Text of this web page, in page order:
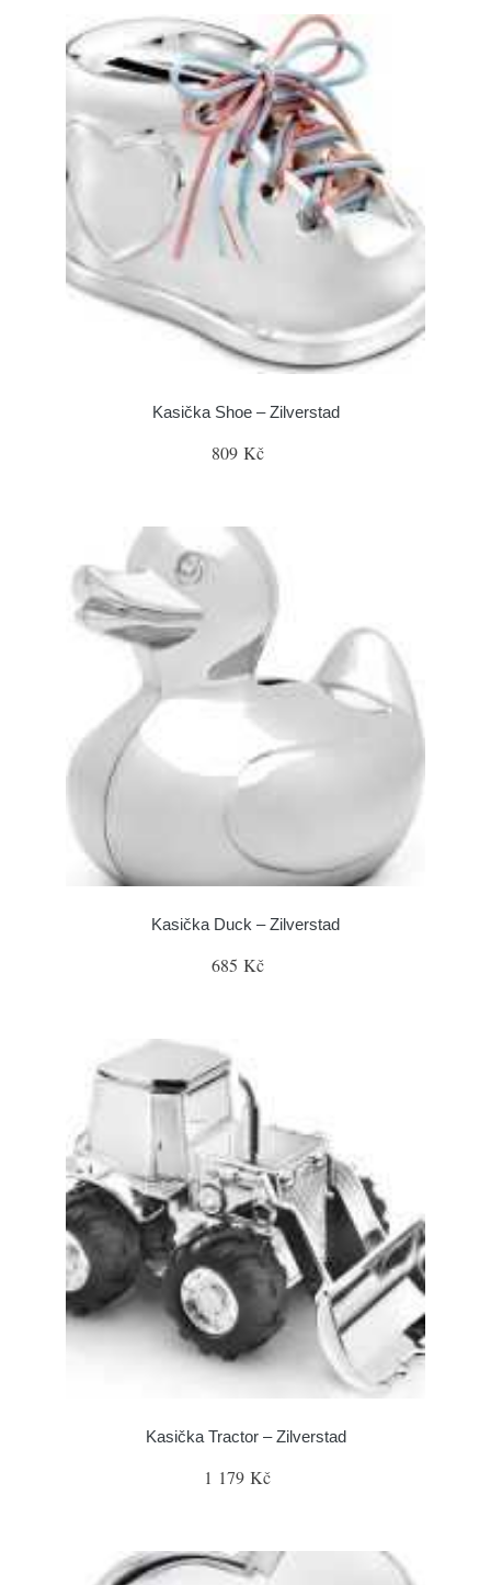
Kasička Shoe – Zilverstad
809 Kč
Kasička Duck – Zilverstad
685 Kč
Kasička Tractor – Zilverstad
1 179 Kč